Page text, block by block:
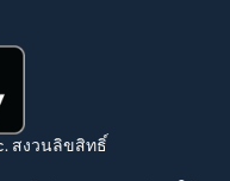
สงวนลิขสิทธิ์